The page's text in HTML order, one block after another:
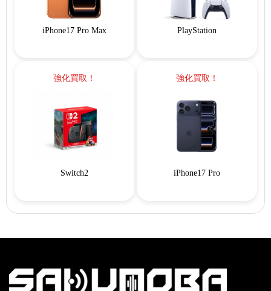
iPhone17 Pro Max PlayStation
強化買取！
Switch2
強化買取！
iPhone17 Pro